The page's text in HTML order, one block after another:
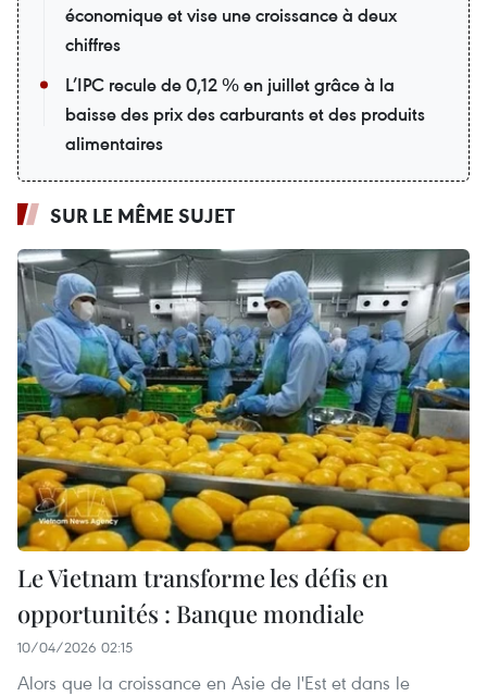
économique et vise une croissance à deux
chiffres
L’IPC recule de 0,12 % en juillet grâce à la
baisse des prix des carburants et des produits
alimentaires
SUR LE MÊME SUJET
Le Vietnam transforme les défis en
opportunités : Banque mondiale
10/04/2026 02:15
Alors que la croissance en Asie de l'Est et dans le